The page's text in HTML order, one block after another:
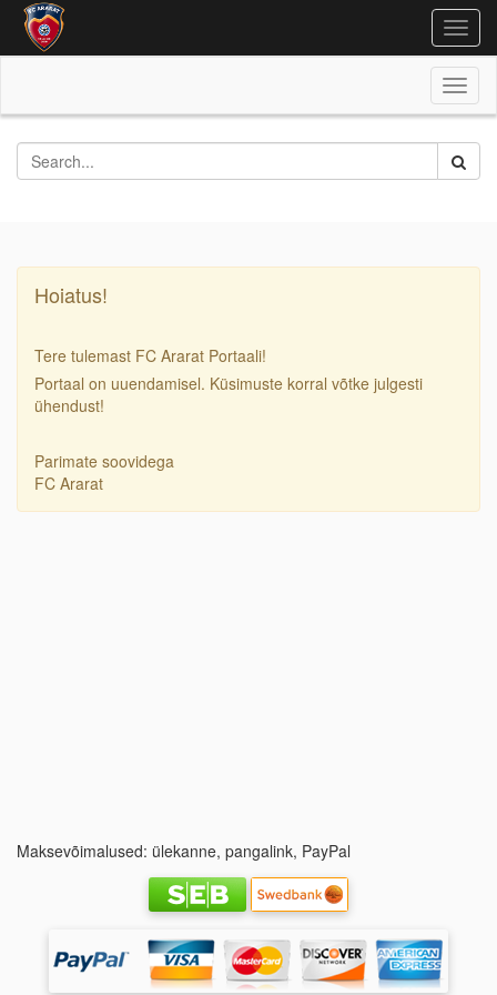
Hoiatus!
Tere tulemast FC Ararat Portaali!
Portaal on uuendamisel. Küsimuste korral võtke julgesti
ühendust!
Parimate soovidega
FC Ararat
Maksevõimalused: ülekanne, pangalink, PayPal